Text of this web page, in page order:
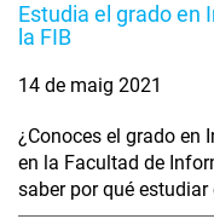
Estudia el grado en
la FIB
14 de maig 2021
¿Conoces el grado en
en la Facultad de
saber por qué estudiar